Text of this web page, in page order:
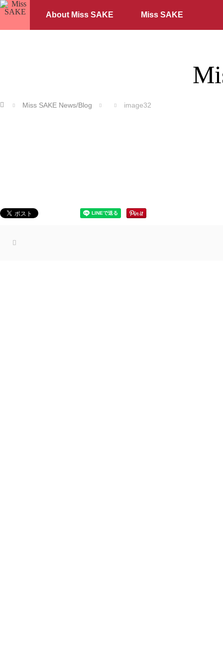
About Miss SAKE Miss SAKE
ホーム Miss SAKE News/Blog image32